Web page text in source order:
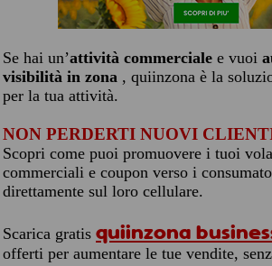
Se hai un’attività commerciale e vuoi
visibilità in zona , quiinzona è la
per la tua attività.
NON PERDERTI NUOVI
Scopri come puoi promuovere i tuoi
commerciali e coupon verso i
direttamente sul loro cellulare.
Scarica gratis quiinzona
offerti per aumentare le tue vendite,